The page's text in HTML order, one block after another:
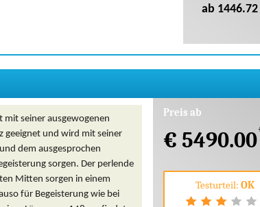
ab 1446.72
mit seiner ausgewogenen
geeignet und wird mit seiner
dem ausgesprochen
sorgen. Der perlende
Mitten sorgen in einem
für Begeisterung wie bei
Preis ab
€ 5490.00
Testurteil: OK